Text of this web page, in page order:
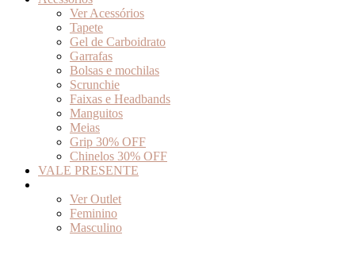
Ver Acessórios
Tapete
Gel de Carboidrato
Garrafas
Bolsas e mochilas
Scrunchie
Faixas e Headbands
Manguitos
Meias
Grip 30% OFF
Chinelos 30% OFF
VALE PRESENTE
Ver Outlet
Feminino
Masculino